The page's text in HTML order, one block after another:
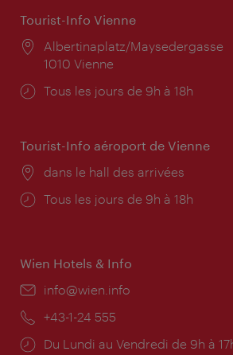
Tourist-Info Vienne
Lieu:
Albertinaplatz/Maysedergasse
1010 Vienne
Horaires
Tous les jours de 9h à 18h
Tourist-Info aéroport de Vienne
Lieu:
dans le hall des arrivées
Horaires
Tous les jours de 9h à 18h
Wien Hotels & Info
E-
info@wien.info
Téléphone:
+43-1-24 555
Horaires
Du Lundi au Vendredi de 9h à